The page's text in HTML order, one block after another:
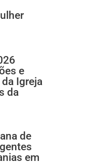
e
Igreja
da
de
em